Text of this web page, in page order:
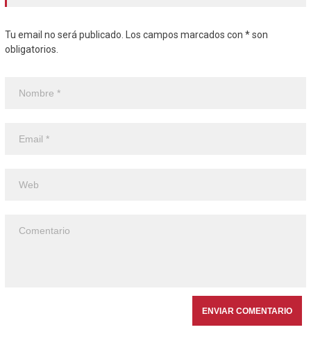
Tu email no será publicado. Los campos marcados con * son
obligatorios.